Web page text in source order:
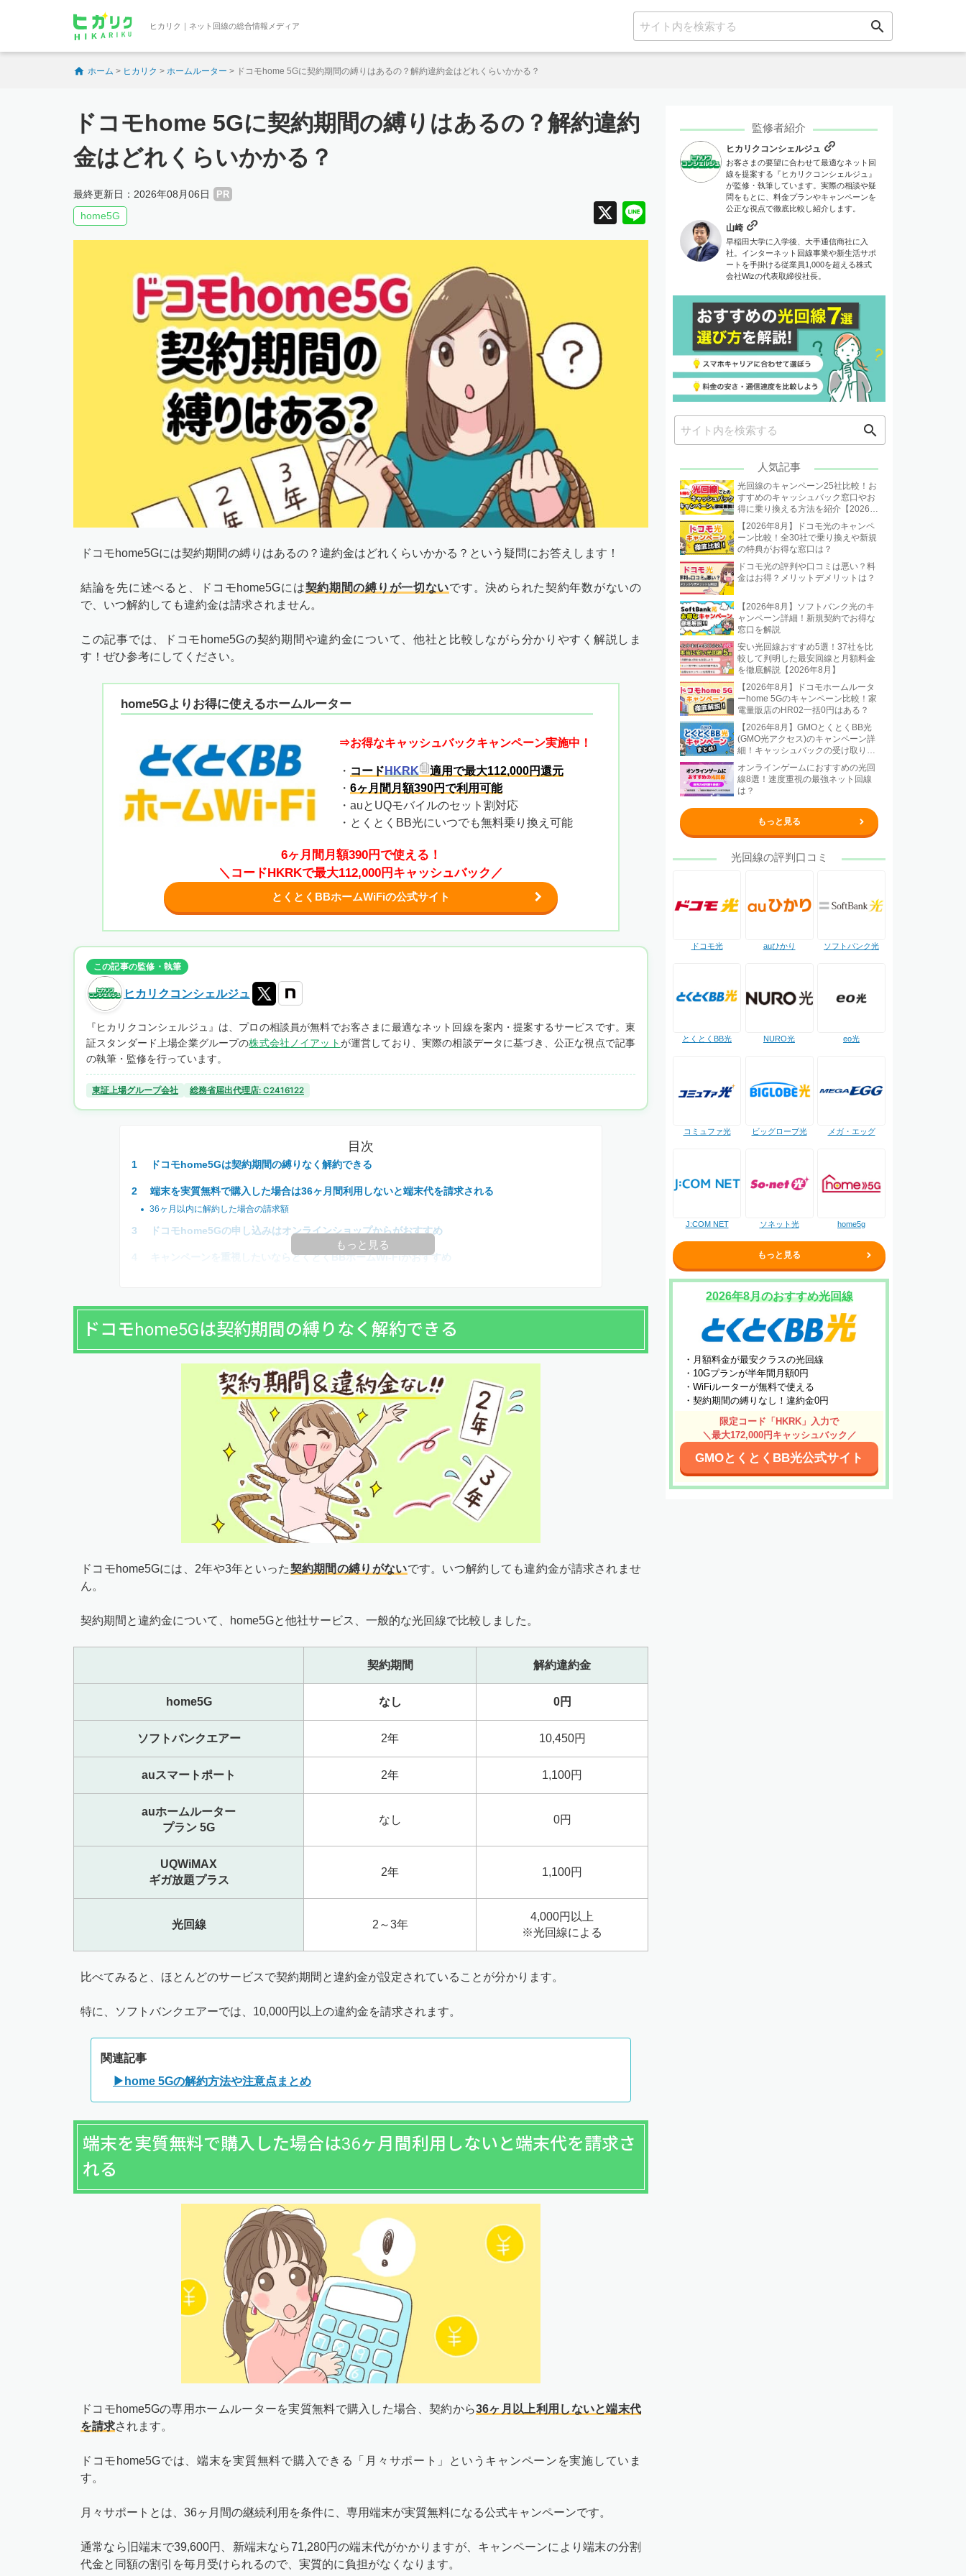
ヒカリク｜ネット回線の総合情報メディア search
ホーム > ヒカリク > ホームルーター > ドコモhome 5Gに契約期間の縛りはあるの？解約違約金はどれくらいかかる？
ドコモhome 5Gに契約期間の縛りはあるの？解約違約
金はどれくらいかかる？
最終更新日：2026年08月06日 PR
X
home5G
ドコモhome5Gには契約期間の縛りはあるの？違約金はどれくらいかかる？という疑問にお答えします！
結論を先に述べると、ドコモhome5Gには契約期間の縛りが一切ないです。決められた契約年数がないの
で、いつ解約しても違約金は請求されません。
この記事では、ドコモhome5Gの契約期間や違約金について、他社と比較しながら分かりやすく解説しま
す！ぜひ参考にしてください。
home5Gよりお得に使えるホームルーター
⇒お得なキャッシュバックキャンペーン実施中！
・ コードHKRK
適用で最大112,000円還元
・ 6ヶ月間月額390円で利用可能
・auとUQモバイルのセット割対応
・とくとくBB光にいつでも無料乗り換え可能
6ヶ月間月額390円で使える！
＼コードHKRKで最大112,000円キャッシュバック／
とくとくBBホームWiFiの公式サイト
この記事の監修・執筆
ヒカリクコンシェルジュ
『ヒカリクコンシェルジュ』は、プロの相談員が無料でお客さまに最適なネット回線を案内・提案するサービスです。東
証スタンダード上場企業グループの株式会社ノイアットが運営しており、実際の相談データに基づき、公正な視点で記事
の執筆・監修を行っています。
東証上場グループ会社 総務省届出代理店: C2416122
目次
ドコモhome5Gは契約期間の縛りなく解約できる
端末を実質無料で購入した場合は36ヶ月間利用しないと端末代を請求される
36ヶ月以内に解約した場合の請求額
ドコモhome5Gの申し込みはオンラインショップからがおすすめ
キャンペーンを重視したいならとくとくBBホームWi-Fiがおすすめ
もっと見る
ドコモhome5Gは契約期間の縛りなく解約できる
ドコモhome5Gには、2年や3年といった契約期間の縛りがないです。いつ解約しても違約金が請求されませ
ん。
契約期間と違約金について、home5Gと他社サービス、一般的な光回線で比較しました。
契約期間 解約違約金
home5G なし 0円
ソフトバンクエアー 2年 10,450円
auスマートポート 2年 1,100円
auホームルーター
プラン 5G
なし 0円
UQWiMAX
ギガ放題プラス
2年 1,100円
光回線 2～3年
4,000円以上
※光回線による
比べてみると、ほとんどのサービスで契約期間と違約金が設定されていることが分かります。
特に、ソフトバンクエアーでは、10,000円以上の違約金を請求されます。
関連記事
▶home 5Gの解約方法や注意点まとめ
端末を実質無料で購入した場合は36ヶ月間利用しないと端末代を請求さ
れる
ドコモhome5Gの専用ホームルーターを実質無料で購入した場合、契約から36ヶ月以上利用しないと端末代
を請求されます。
ドコモhome5Gでは、端末を実質無料で購入できる「月々サポート」というキャンペーンを実施していま
す。
月々サポートとは、36ヶ月間の継続利用を条件に、専用端末が実質無料になる公式キャンペーンです。
通常なら旧端末で39,600円、新端末なら71,280円の端末代がかかりますが、キャンペーンにより端末の分割
代金と同額の割引を毎月受けられるので、実質的に負担がなくなります。
監修者紹介
ヒカリクコンシェルジュ
お客さまの要望に合わせて最適なネット回
線を提案する『ヒカリクコンシェルジュ』
が監修・執筆しています。実際の相談や疑
問をもとに、料金プランやキャンペーンを
公正な視点で徹底比較し紹介します。
山崎
早稲田大学に入学後、大手通信商社に入
社。インターネット回線事業や新生活サポ
ートを手掛ける従業員1,000を超える株式
会社Wizの代表取締役社長。
search
人気記事
光回線のキャンペーン25社比較！お
すすめのキャッシュバック窓口やお
得に乗り換える方法を紹介【2026年
8月】
【2026年8月】ドコモ光のキャンペ
ーン比較！全30社で乗り換えや新規
の特典がお得な窓口は？
ドコモ光の評判や口コミは悪い？料
金はお得？メリットデメリットは？
【2026年8月】ソフトバンク光のキ
ャンペーン詳細！新規契約でお得な
窓口を解説
安い光回線おすすめ5選！37社を比
較して判明した最安回線と月額料金
を徹底解説【2026年8月】
【2026年8月】ドコモホームルータ
ーhome 5Gのキャンペーン比較！家
電量販店のHR02一括0円はある？
【2026年8月】GMOとくとくBB光
(GMO光アクセス)のキャンペーン詳
細！キャッシュバックの受け取り方
法も解説
オンラインゲームにおすすめの光回
線8選！速度重視の最強ネット回線
は？
もっと見る
光回線の評判口コミ
ドコモ光 auひかり ソフトバンク光
とくとくBB光 NURO光 eo光
コミュファ光 ビッグローブ光 メガ・エッグ
J:COM NET ソネット光 home5g
もっと見る
2026年8月のおすすめ光回線
・月額料金が最安クラスの光回線
・10Gプランが半年間月額0円
・WiFiルーターが無料で使える
・契約期間の縛りなし！違約金0円
限定コード「HKRK」入力で
＼最大172,000円キャッシュバック／
GMOとくとくBB光公式サイト